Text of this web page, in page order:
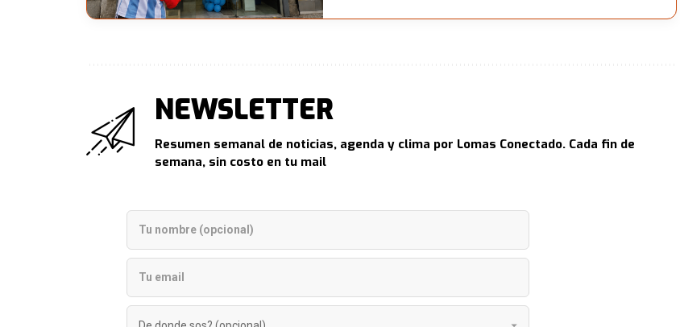
NEWSLETTER
Resumen semanal de noticias, agenda y clima por Lomas Conectado. Cada fin de
semana, sin costo en tu mail